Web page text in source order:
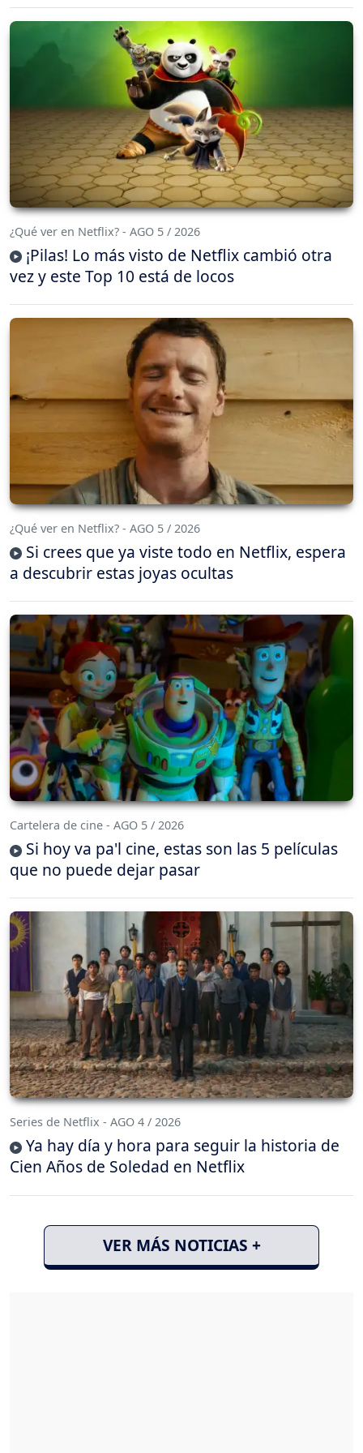
¿Qué ver en Netflix? - AGO 5 / 2026
¡Pilas! Lo más visto de Netflix cambió otra
vez y este Top 10 está de locos
¿Qué ver en Netflix? - AGO 5 / 2026
Si crees que ya viste todo en Netflix, espera
a descubrir estas joyas ocultas
Cartelera de cine - AGO 5 / 2026
Si hoy va pa'l cine, estas son las 5 películas
que no puede dejar pasar
Series de Netflix - AGO 4 / 2026
Ya hay día y hora para seguir la historia de
Cien Años de Soledad en Netflix
VER MÁS NOTICIAS +